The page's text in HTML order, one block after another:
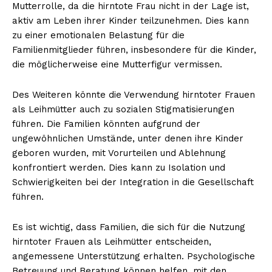
Mutterrolle, da die hirntote Frau nicht in der Lage ist,
aktiv am Leben ihrer Kinder teilzunehmen. Dies kann
zu einer emotionalen Belastung für die
Familienmitglieder führen, insbesondere für die Kinder,
die möglicherweise eine Mutterfigur vermissen.
Des Weiteren könnte die Verwendung hirntoter Frauen
als Leihmütter auch zu sozialen Stigmatisierungen
führen. Die Familien könnten aufgrund der
ungewöhnlichen Umstände, unter denen ihre Kinder
geboren wurden, mit Vorurteilen und Ablehnung
konfrontiert werden. Dies kann zu Isolation und
Schwierigkeiten bei der Integration in die Gesellschaft
führen.
Es ist wichtig, dass Familien, die sich für die Nutzung
hirntoter Frauen als Leihmütter entscheiden,
angemessene Unterstützung erhalten. Psychologische